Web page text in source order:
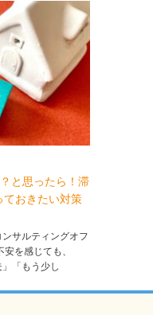
と思ったら！滞
ておきたい対策
サルティングオフ
を感じても、
」「もう少し